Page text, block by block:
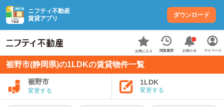
ニフティ不動産
賃貸アプリ
ダウンロード
お気に入り 閲覧履歴 お知らせ マイページ
裾野市(静岡県)の1LDKの賃貸物件一覧
裾野市
変更する
1LDK
変更する